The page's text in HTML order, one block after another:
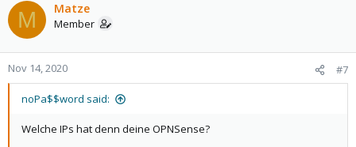
M Matze
Member
Nov 14, 2020 #7
noPa$$word said:
Welche IPs hat denn deine OPNSense?